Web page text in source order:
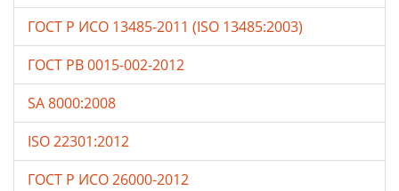
ГОСТ Р ИСО 13485-2011 (ISO 13485:2003)
ГОСТ РВ 0015-002-2012
SA 8000:2008
ISO 22301:2012
ГОСТ Р ИСО 26000-2012